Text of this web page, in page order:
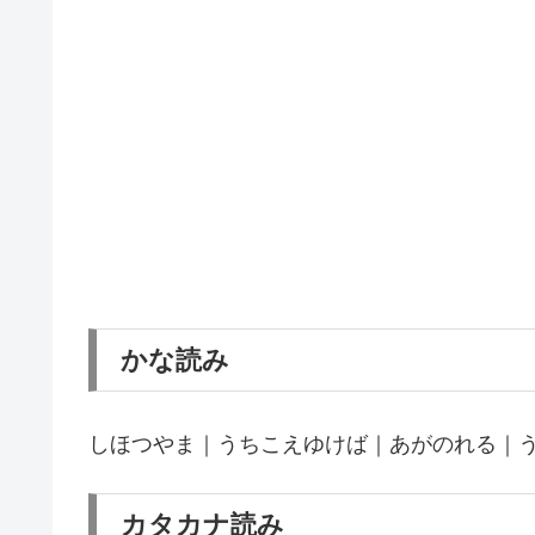
かな読み
しほつやま｜うちこえゆけば｜あがのれる｜
カタカナ読み